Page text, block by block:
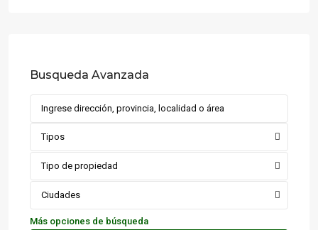
Busqueda Avanzada
Tipos
Tipo de propiedad
Ciudades
Más opciones de búsqueda